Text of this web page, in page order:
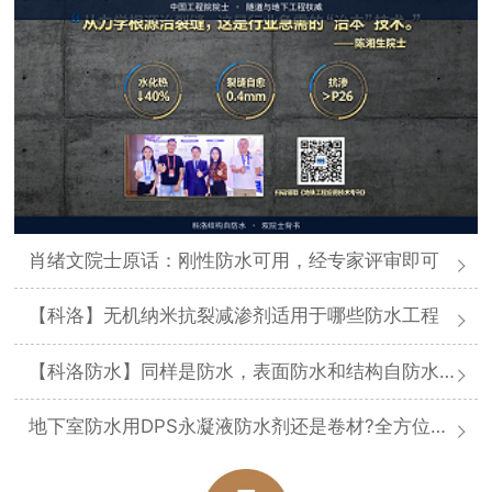
肖绪文院士原话：刚性防水可用，经专家评审即可
【科洛】无机纳米抗裂减渗剂适用于哪些防水工程
【科洛防水】同样是防水，表面防水和结构自防水差在哪
地下室防水用DPS永凝液防水剂还是卷材?全方位对比分析